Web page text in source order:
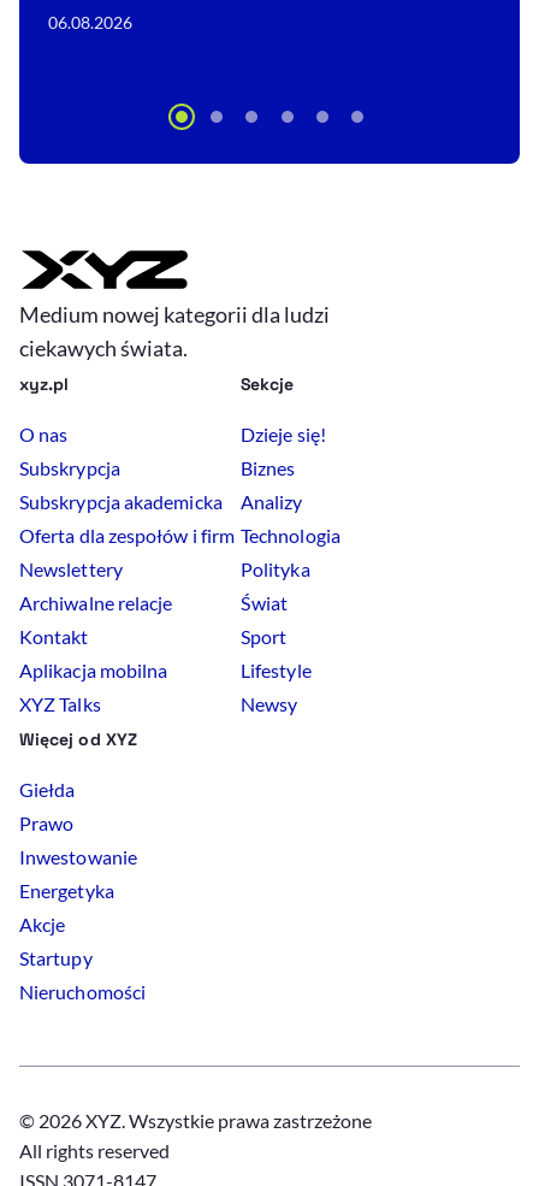
06.08.2026
Medium nowej kategorii dla ludzi
ciekawych świata.
xyz.pl
O nas
Subskrypcja
Subskrypcja akademicka
Oferta dla zespołów i firm
Newslettery
Archiwalne relacje
Kontakt
Aplikacja mobilna
XYZ Talks
Sekcje
Dzieje się!
Biznes
Analizy
Technologia
Polityka
Świat
Sport
Lifestyle
Newsy
Więcej od XYZ
Giełda
Prawo
Inwestowanie
Energetyka
Akcje
Startupy
Nieruchomości
© 2026 XYZ. Wszystkie prawa zastrzeżone
All rights reserved
ISSN 3071-8147